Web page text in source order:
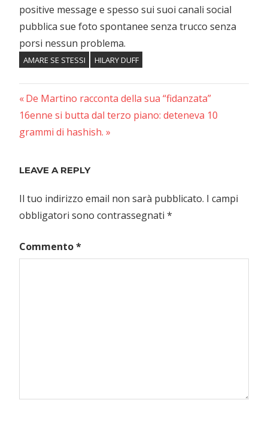
positive message e spesso sui suoi canali social
pubblica sue foto spontanee senza trucco senza
porsi nessun problema.
AMARE SE STESSI HILARY DUFF
Navigazione
articoli
Previous
Post:
De Martino racconta della sua “fidanzata”
Next
Post:
16enne si butta dal terzo piano: deteneva 10
grammi di hashish.
LEAVE A REPLY
Il tuo indirizzo email non sarà pubblicato. I campi
obbligatori sono contrassegnati *
Commento*